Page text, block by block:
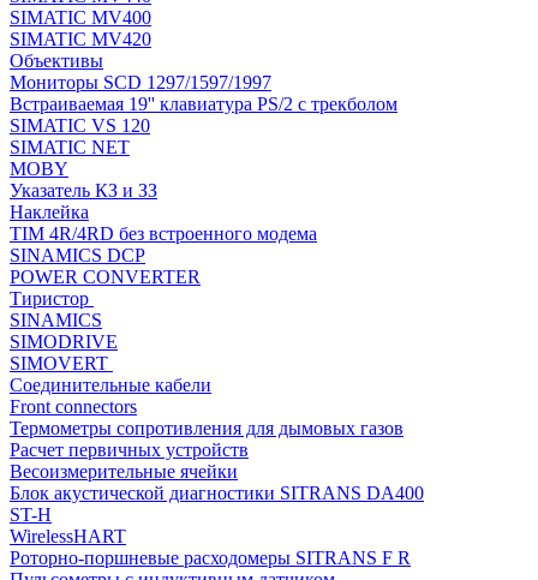
SIMATIC MV400
SIMATIC MV420
Объективы
Мониторы SCD 1297/1597/1997
Встраиваемая 19'' клавиатура PS/2 с трекболом
SIMATIC VS 120
SIMATIC NET
MOBY
Указатель КЗ и ЗЗ
Наклейка
TIM 4R/4RD без встроенного модема
SINAMICS DCP
POWER CONVERTER
Тиристор
SINAMICS
SIMODRIVE
SIMOVERT
Соединительные кабели
Front connectors
Термометры сопротивления для дымовых газов
Расчет первичных устройств
Весоизмерительные ячейки
Блок акустической диагностики SITRANS DA400
ST-H
WirelessHART
Роторно-поршневые расходомеры SITRANS F R